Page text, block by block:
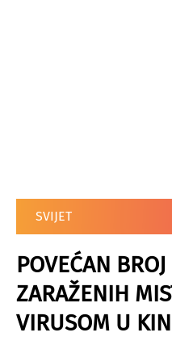
SVIJET
POVEĆAN
ZARAŽENIH
VIRUSOM U